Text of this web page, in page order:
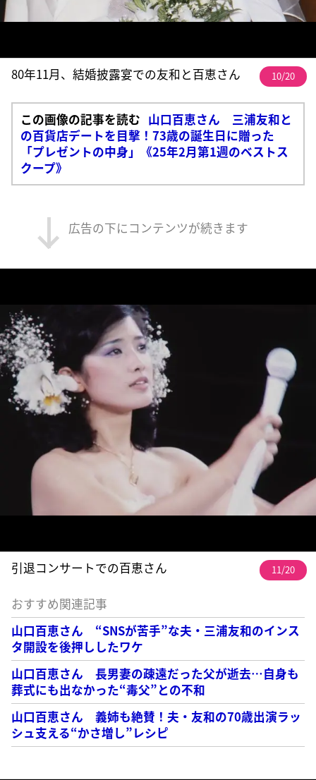
80年11月、結婚披露宴での友和と百恵さん 10/20
この画像の記事を読む 山口百恵さん 三浦友和と
の百貨店デートを目撃！73歳の誕生日に贈った
「プレゼントの中身」《25年2月第1週のベストス
クープ》
広告の下にコンテンツが続きます
引退コンサートでの百恵さん 11/20
おすすめ関連記事
山口百恵さん “SNSが苦手”な夫・三浦友和のインス
タ開設を後押ししたワケ
山口百恵さん 長男妻の疎遠だった父が逝去…自身も
葬式にも出なかった“毒父”との不和
山口百恵さん 義姉も絶賛！夫・友和の70歳出演ラッ
シュ支える“かさ増し”レシピ